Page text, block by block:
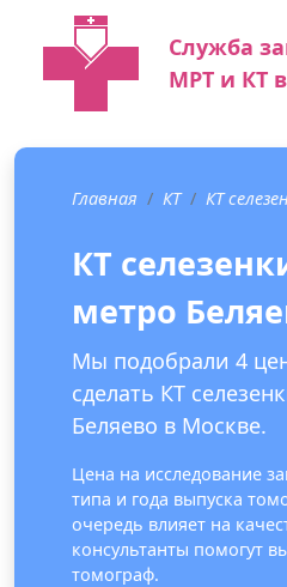
Служба
МРТ и КТ
Главная КТ КТ
КТ
метро
Мы подобрали 4
сделать КТ
Беляево в Москве.
Цена на исследование
типа и года выпуска
очередь влияет на
консультанты помогут
томограф.